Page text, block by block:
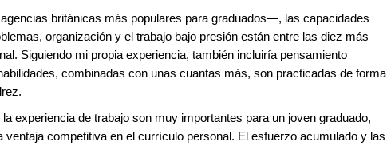
británicas más populares para graduados—, las capacidades
organización y el trabajo bajo presión están entre las diez más
Siguiendo mi propia experiencia, también incluiría pensamiento
combinadas con unas cuantas más, son practicadas de forma
experiencia de trabajo son muy importantes para un joven graduado,
ventaja competitiva en el currículo personal. El esfuerzo acumulado y las